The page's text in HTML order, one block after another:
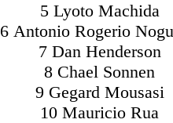
5 Lyoto Machida
6 Antonio Rogerio
7 Dan Henderson
8 Chael Sonnen
9 Gegard Mousasi
10 Mauricio Rua